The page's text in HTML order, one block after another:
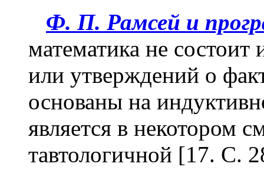
Ф. П. Рамсей и
математика не
или утверждений о
основаны на
является в некотором
тавтологичной [17. С.